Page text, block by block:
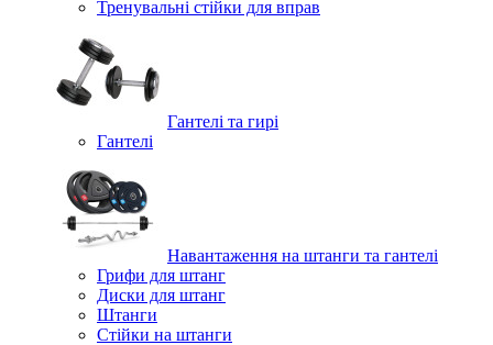
Тренувальні стійки для вправ
Гантелі та гирі
Гантелі
Навантаження на штанги та гантелі
Грифи для штанг
Диски для штанг
Штанги
Стійки на штанги